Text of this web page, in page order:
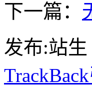
下一篇：
发布:站生